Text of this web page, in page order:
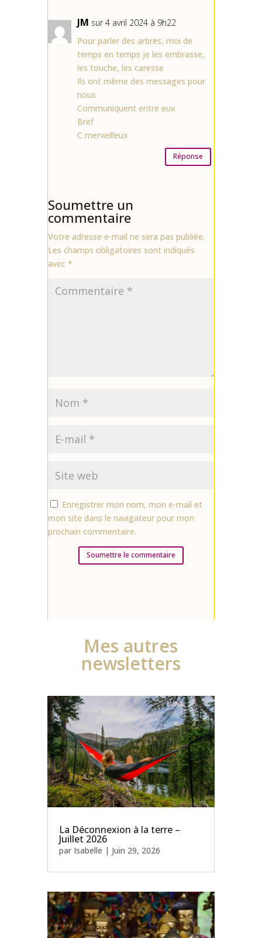
JM sur 4 avril 2024 à 9h22
Pour parler des arbres, moi de
temps en temps je les embrasse,
les touche, les caresse
Ils ont même des messages pour
nous
Communiquent entre eux
Bref
C merveilleux
Réponse
Soumettre un
commentaire
Votre adresse e-mail ne sera pas publiée.
Les champs obligatoires sont indiqués
avec *
Enregistrer mon nom, mon e-mail et
mon site dans le navigateur pour mon
prochain commentaire.
Soumettre le commentaire
Mes autres
newsletters
La Déconnexion à la terre –
Juillet 2026
par Isabelle | Juin 29, 2026